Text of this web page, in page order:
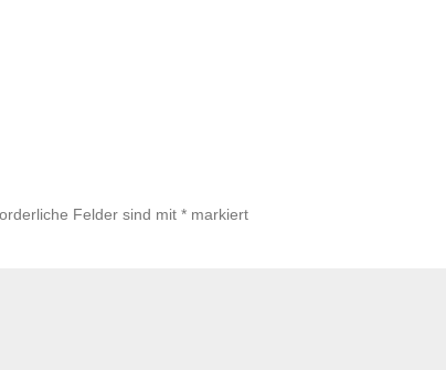
Felder sind mit* markiert